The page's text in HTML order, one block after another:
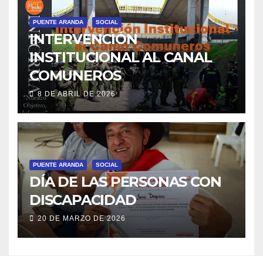
PUENTE ARANDA SOCIAL
INTERVENCIÓN
INSTITUCIONAL AL CANAL
COMUNEROS
8 DE ABRIL DE 2026
PUENTE ARANDA SOCIAL
DÍA DE LAS PERSONAS CON
DISCAPACIDAD
20 DE MARZO DE 2026